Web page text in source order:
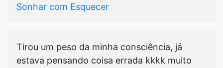
Sonhar com Esquecer
Tirou um peso da minha consciência, já
estava pensando coisa errada kkkk muito